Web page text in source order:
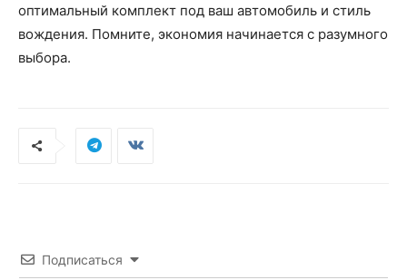
оптимальный комплект под ваш автомобиль и стиль
вождения. Помните, экономия начинается с разумного
выбора.
Подписаться